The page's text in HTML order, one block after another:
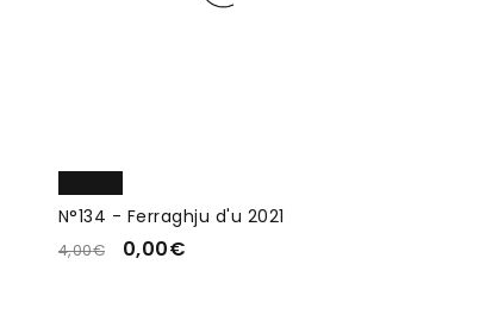
N°134 - Ferraghju d'u 2021
4,00€ 0,00€